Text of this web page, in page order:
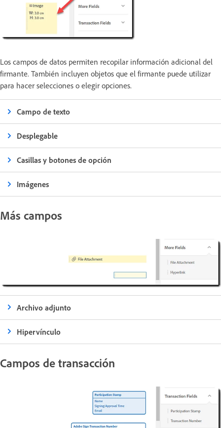
Los campos de datos permiten recopilar información adicional del
firmante. También incluyen objetos que el firmante puede utilizar
para hacer selecciones o elegir opciones.
Campo de texto
Desplegable
Casillas y botones de opción
Imágenes
Más campos
Archivo adjunto
Hipervínculo
Campos de transacción